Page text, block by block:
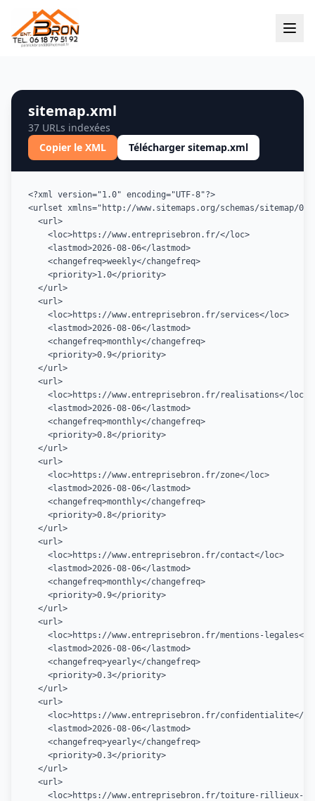
sitemap.xml
37 URLs indexées
Copier le XML
Télécharger sitemap.xml
<?xml version="1.0" encoding="UTF-8"?>
<urlset xmlns="http://www.sitemaps.org/schemas/sitemap/
  <url>
    <loc>https://www.entreprisebron.fr/</loc>
    <lastmod>2026-08-06</lastmod>
    <changefreq>weekly</changefreq>
    <priority>1.0</priority>
  </url>
  <url>
    <loc>https://www.entreprisebron.fr/services</loc>
    <lastmod>2026-08-06</lastmod>
    <changefreq>monthly</changefreq>
    <priority>0.9</priority>
  </url>
  <url>
    <loc>https://www.entreprisebron.fr/realisations</loc>
    <lastmod>2026-08-06</lastmod>
    <changefreq>monthly</changefreq>
    <priority>0.8</priority>
  </url>
  <url>
    <loc>https://www.entreprisebron.fr/zone</loc>
    <lastmod>2026-08-06</lastmod>
    <changefreq>monthly</changefreq>
    <priority>0.8</priority>
  </url>
  <url>
    <loc>https://www.entreprisebron.fr/contact</loc>
    <lastmod>2026-08-06</lastmod>
    <changefreq>monthly</changefreq>
    <priority>0.9</priority>
  </url>
  <url>
<loc>https://www.entreprisebron.fr/mentions-legales</
    <lastmod>2026-08-06</lastmod>
    <changefreq>yearly</changefreq>
    <priority>0.3</priority>
  </url>
  <url>
<loc>https://www.entreprisebron.fr/confidentialite</
    <lastmod>2026-08-06</lastmod>
    <changefreq>yearly</changefreq>
    <priority>0.3</priority>
  </url>
  <url>
<loc>https://www.entreprisebron.fr/toiture-rillieux-